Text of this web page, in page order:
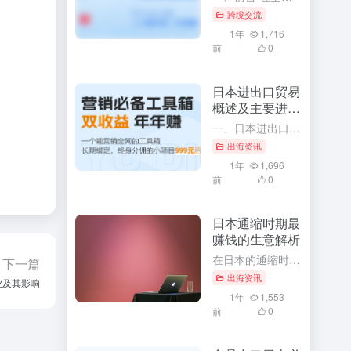
下一篇
其影响
跨境交流
1年
前
1,716
0
日本进出口贸易
概述及主要进出
口商品
一、日本进出口贸易概述 作为全球主要经济体之一，日本凭借其先进的技术水平、高效的工业体系以及开放的国际贸易政策，形成了丰富的国际贸易关系网络。日本在国际贸易领域有着极其重要的地位，不仅影响着周边国家甚...
出海资讯
1年
前
1,696
0
日本通缩时期最
赚钱的生意解析
在日本的通缩时期，经济环境虽然充满挑战，但同时也孕育着许多商机。对于那些善于发现和把握机会的创业者来说，这个时期同样存在着许多赚钱的生意。本文将深入解析日本通缩时期最赚钱的生意，并探讨其背后的原因和成...
出海资讯
1年
前
1,553
0